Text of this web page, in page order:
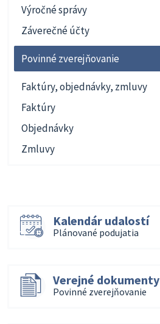
Výročné správy
Záverečné účty
Povinné zverejňovanie
Faktúry, objednávky, zmluvy
Faktúry
Objednávky
Zmluvy
Kalendár udalostí
Plánované podujatia
Verejné dokumenty
Povinné zverejňovanie